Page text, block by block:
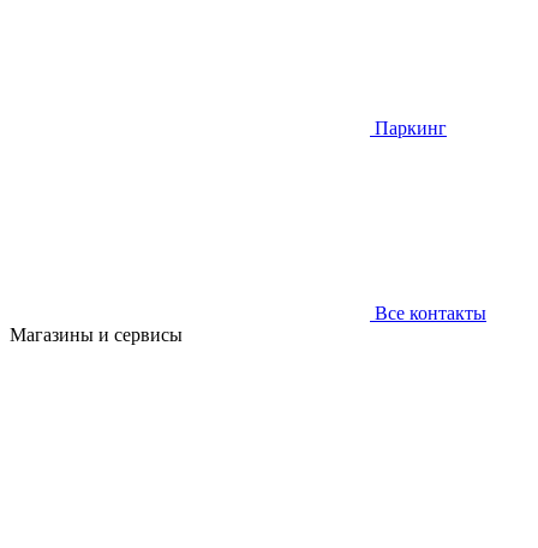
Паркинг
Все контакты
Магазины и сервисы